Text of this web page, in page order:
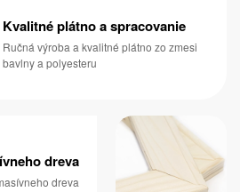
Kvalitné plátno a spracovanie
Ručná výroba a kvalitné plátno zo zmesi
bavlny a polyesteru
dreva
dreva